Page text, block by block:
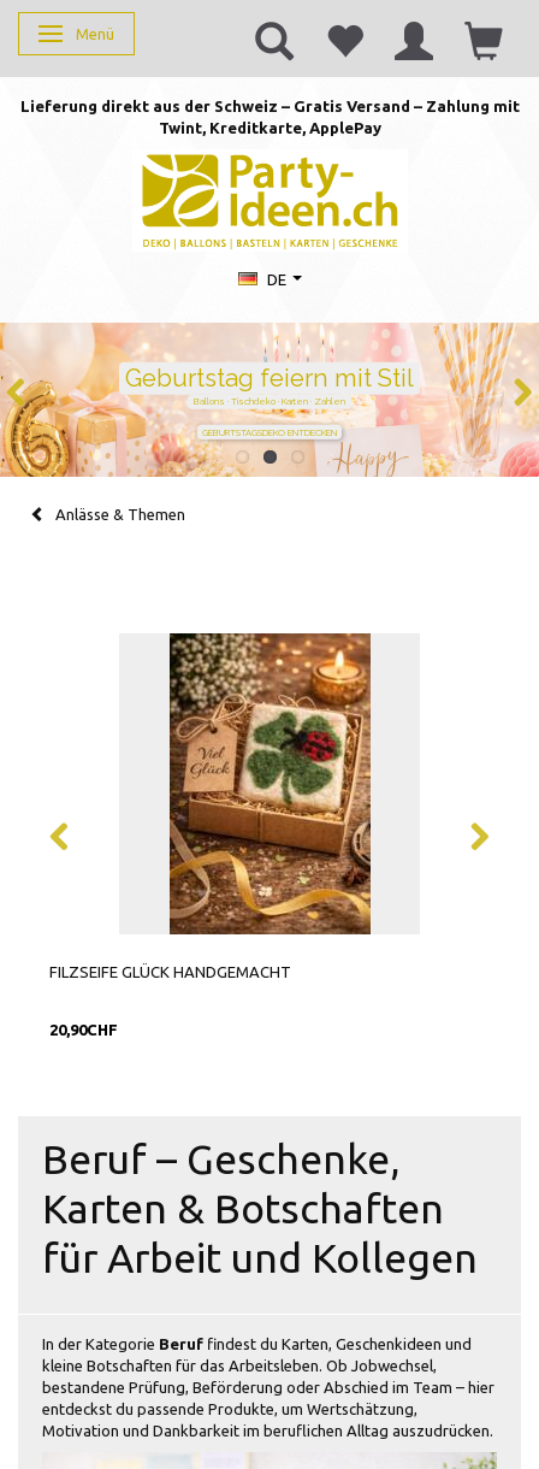
Anzeige ändern
Menü
Lieferung direkt aus der Schweiz – Gratis Versand – Zahlung mit
Twint, Kreditkarte, ApplePay
DE
Duftkerzen mit Zahlen –
persönlich schenken von 1 bis
105
Handgegossen · stilvoll · perfekt für jeden Geburtstag
JETZT ZAHL WÄHLEN
Anlässe & Themen
FILZSEIFE GLÜCK HANDGEMACHT
20,90CHF
Beruf – Geschenke,
Karten & Botschaften
für Arbeit und Kollegen
In der Kategorie Beruf findest du Karten, Geschenkideen und
kleine Botschaften für das Arbeitsleben. Ob Jobwechsel,
bestandene Prüfung, Beförderung oder Abschied im Team – hier
entdeckst du passende Produkte, um Wertschätzung,
Motivation und Dankbarkeit im beruflichen Alltag auszudrücken.